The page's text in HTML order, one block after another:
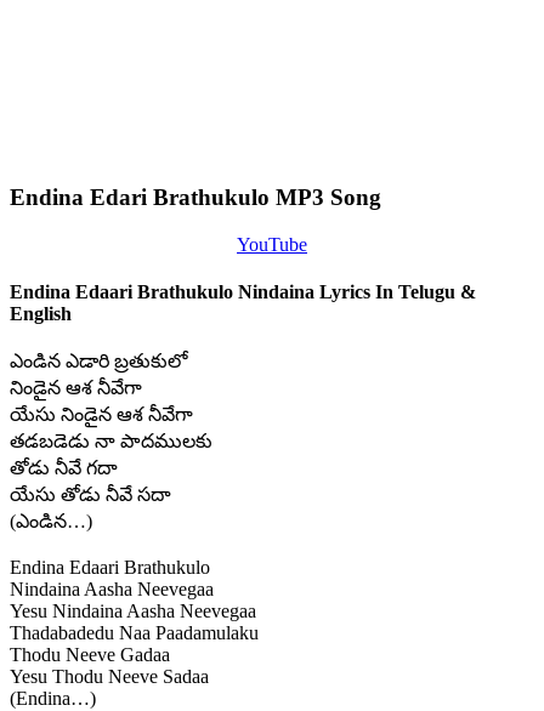
Endina Edari Brathukulo MP3 Song
YouTube
Endina Edaari Brathukulo Nindaina Lyrics In Telugu &
English
ఎండిన ఎడారి బ్రతుకులో
నిండైన ఆశ నీవేగా
యేసు నిండైన ఆశ నీవేగా
తడబడెడు నా పాదములకు
తోడు నీవే గదా
యేసు తోడు నీవే సదా
(ఎండిన…)
Endina Edaari Brathukulo
Nindaina Aasha Neevegaa
Yesu Nindaina Aasha Neevegaa
Thadabadedu Naa Paadamulaku
Thodu Neeve Gadaa
Yesu Thodu Neeve Sadaa
(Endina…)